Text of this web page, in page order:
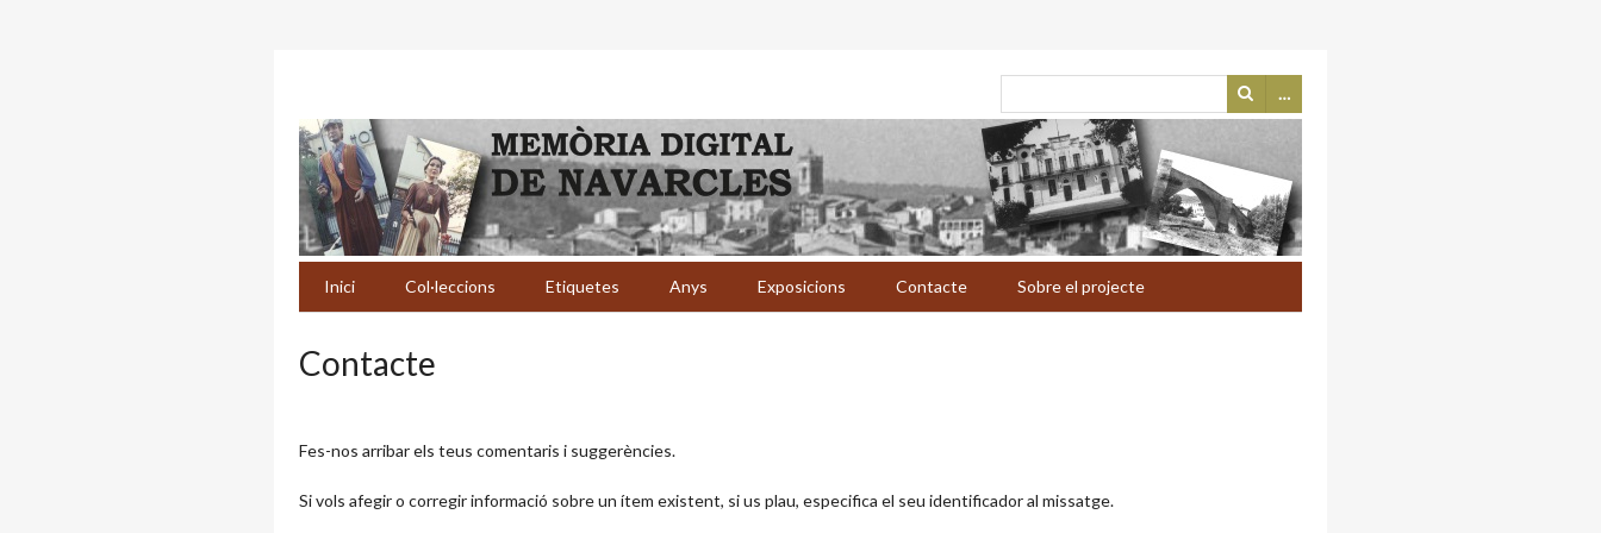
…
Inici Col·leccions Etiquetes Anys Exposicions Contacte Sobre el projecte
Contacte
Fes-nos arribar els teus comentaris i suggerències.
Si vols afegir o corregir informació sobre un ítem existent, si us plau, especifica el seu identificador al missatge.